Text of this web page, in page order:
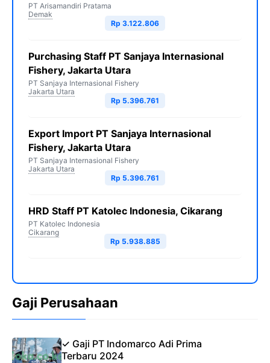
PT Arisamandiri Pratama
Demak
Rp 3.122.806
Purchasing Staff PT Sanjaya Internasional
Fishery, Jakarta Utara
PT Sanjaya Internasional Fishery
Jakarta Utara
Rp 5.396.761
Export Import PT Sanjaya Internasional
Fishery, Jakarta Utara
PT Sanjaya Internasional Fishery
Jakarta Utara
Rp 5.396.761
HRD Staff PT Katolec Indonesia, Cikarang
PT Katolec Indonesia
Cikarang
Rp 5.938.885
Gaji Perusahaan
✓ Gaji PT Indomarco Adi Prima
Terbaru 2024